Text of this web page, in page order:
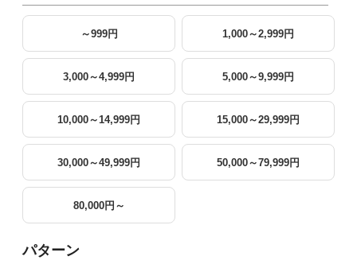
～999円 1,000～2,999円
3,000～4,999円 5,000～9,999円
10,000～14,999円 15,000～29,999円
30,000～49,999円 50,000～79,999円
80,000円～
パターン